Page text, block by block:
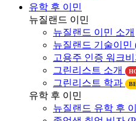
뉴질랜드 이민
뉴질랜드 이민 소개
뉴질랜드 기술이민
고용주 인증 워크비
그린리스트 소개
그린리스트 학과
유학 후 이민
뉴질랜드 유학 후 이
졸업생 취업 비자